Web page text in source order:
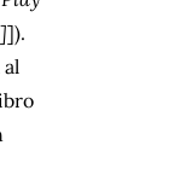
]).
al